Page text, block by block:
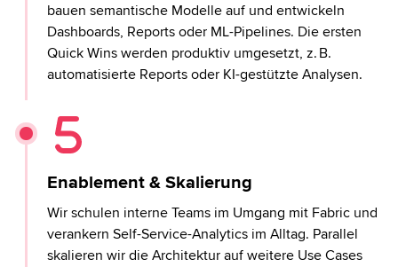
bauen semantische Modelle auf und entwickeln
Dashboards, Reports oder ML-Pipelines. Die ersten
Quick Wins werden produktiv umgesetzt, z. B.
automatisierte Reports oder KI-gestützte Analysen.
Enablement & Skalierung
Wir schulen interne Teams im Umgang mit Fabric und
verankern Self-Service-Analytics im Alltag. Parallel
skalieren wir die Architektur auf weitere Use Cases